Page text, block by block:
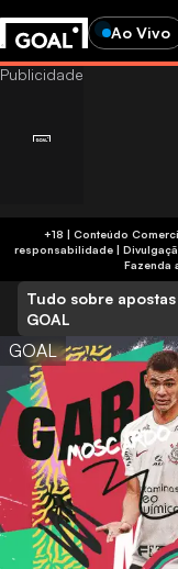
Ao Vivo
+18 | Conteúdo Comercial | Aplicam-se termos e condições | Jogue com
responsabilidade|
Fazenda
Tudo sobre apostas
GOAL
GOAL